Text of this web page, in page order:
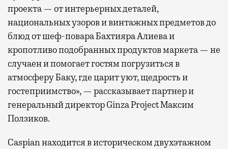
проекта — от интерьерных деталей,
национальных узоров и винтажных предметов до
блюд от шеф-повара Бахтияра Алиева и
кропотливо подобранных продуктов маркета — не
случаен и помогает гостям погрузиться в
атмосферу Баку, где царит уют, щедрость и
гостеприимство», — рассказывает партнер и
генеральный директор Ginza Project Максим
Ползиков.
Caspian находится в историческом двухэтажном